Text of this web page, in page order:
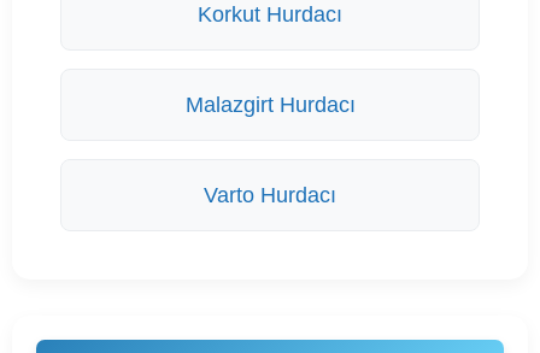
Korkut Hurdacı
Malazgirt Hurdacı
Varto Hurdacı